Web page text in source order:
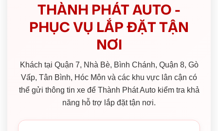
THÀNH PHÁT AUTO -
PHỤC VỤ LẮP ĐẶT TẬN
NƠI
Khách tại Quận 7, Nhà Bè, Bình Chánh, Quận 8, Gò
Vấp, Tân Bình, Hóc Môn và các khu vực lân cận có
thể gửi thông tin xe để Thành Phát Auto kiểm tra khả
năng hỗ trợ lắp đặt tận nơi.